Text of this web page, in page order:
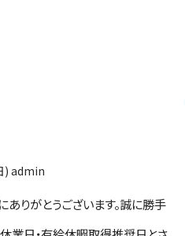
日・有給
日のお知
)admin
りがとうございます。誠に勝手